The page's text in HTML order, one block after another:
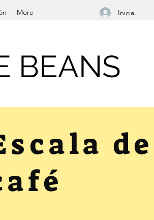
More Iniciar sesión
BEANS
de